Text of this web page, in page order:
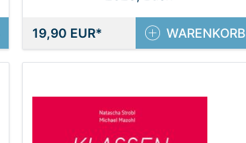
19,90 EUR WARENKORB